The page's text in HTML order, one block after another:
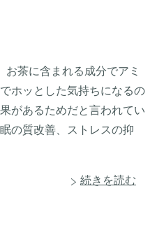
茶に含まれる成分でアミ
ホッとした気持ちになるの
があるためだと言われてい
の質改善、ストレスの抑
続きを読む